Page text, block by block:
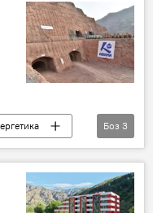
Боз 3